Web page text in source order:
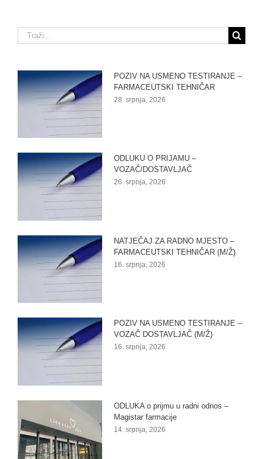
Traži...
POZIV NA USMENO TESTIRANJE –
FARMACEUTSKI TEHNIČAR
28. srpnja, 2026
ODLUKU O PRIJAMU –
VOZAČ/DOSTAVLJAČ
26. srpnja, 2026
NATJEČAJ ZA RADNO MJESTO –
FARMACEUTSKI TEHNIČAR (M/Ž)
16. srpnja, 2026
POZIV NA USMENO TESTIRANJE –
VOZAČ DOSTAVLJAČ (M/Ž)
16. srpnja, 2026
ODLUKA o prijmu u radni odnos –
Magistar farmacije
14. srpnja, 2026